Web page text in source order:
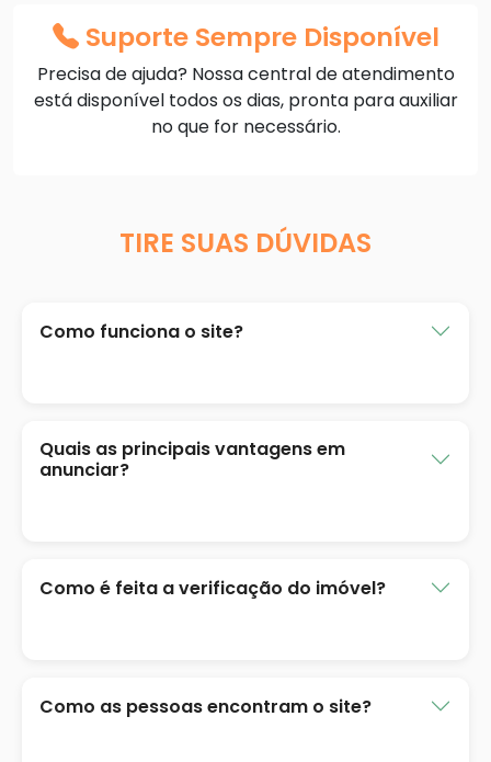
Suporte Sempre Disponível
Precisa de ajuda? Nossa central de atendimento
está disponível todos os dias, pronta para auxiliar
no que for necessário.
TIRE SUAS DÚVIDAS
Como funciona o site?
Quais as principais vantagens em
anunciar?
Como é feita a verificação do imóvel?
Como as pessoas encontram o site?